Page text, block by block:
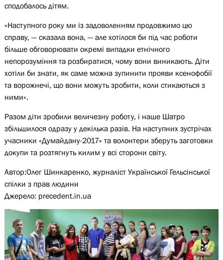
сподобалось дітям.
«Наступного року ми із задоволенням продовжимо цю
справу, — сказала вона, — але хотілося би під час роботи
більше обговорювати окремі випадки етнічного
непорозуміння та розбиратися, чому вони виникають. Діти
хотіли би знати, як саме можна зупинити прояви ксенофобії
та ворожнечі, що вони можуть зробити, коли стикаються з
ними».
Разом діти зробили величезну роботу, і наше Шатро
збільшилося одразу у декілька разів. На наступних зустрічах
учасники «Думайдану-2017» та волонтери зберуть заготовки
докупи та розтягнуть килим у всі сторони світу.
Автор:Олег Шинкаренко, журналіст Української Гельсінської
спілки з прав людини
Джерело: precedent.in.ua